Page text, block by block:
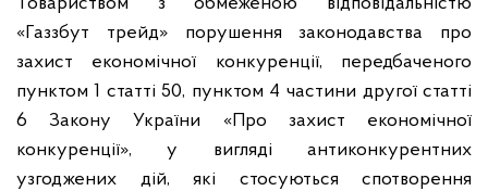
«Газзбут трейд» порушення законодавства про
захист економічної конкуренції, передбаченого
пунктом 1 статті 50, пунктом 4 частини другої статті
6 Закону України «Про захист економічної
конкуренції», у вигляді антиконкурентних
узгоджених дій, які стосуються спотворення